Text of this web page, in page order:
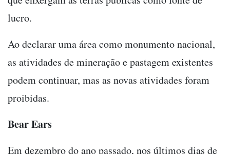
lucro.
Ao declarar uma área como monumento nacional,
as atividades de mineração e pastagem existentes
podem continuar, mas as novas atividades foram
proibidas.
Bear Ears
Em dezembro do ano passado, nos últimos dias de